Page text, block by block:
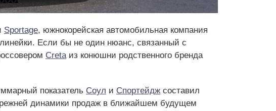
Sportage, южнокорейская автомобильная компания
Если бы не один нюанс, связанный с
Creta из конюшни родственного бренда
показатель Соул и Спортейдж составил
динамики продаж в ближайшем будущем